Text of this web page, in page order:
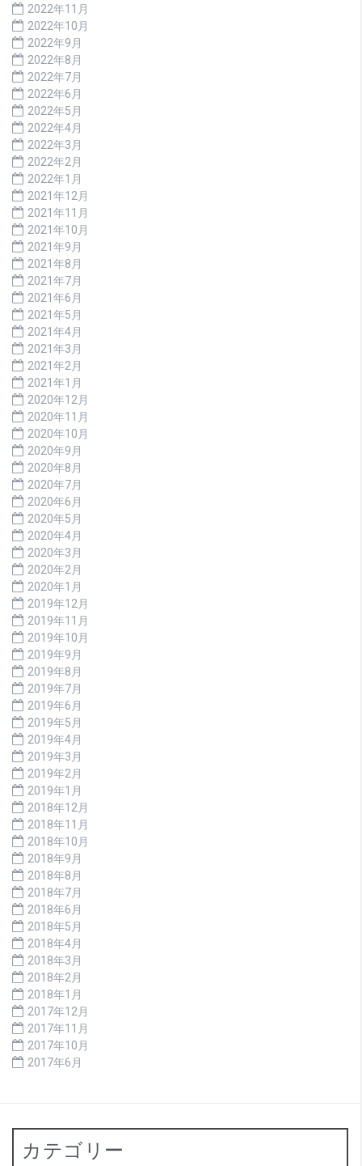
2022年11月
2022年10月
2022年9月
2022年8月
2022年7月
2022年6月
2022年5月
2022年4月
2022年3月
2022年2月
2022年1月
2021年12月
2021年11月
2021年10月
2021年9月
2021年8月
2021年7月
2021年6月
2021年5月
2021年4月
2021年3月
2021年2月
2021年1月
2020年12月
2020年11月
2020年10月
2020年9月
2020年8月
2020年7月
2020年6月
2020年5月
2020年4月
2020年3月
2020年2月
2020年1月
2019年12月
2019年11月
2019年10月
2019年9月
2019年8月
2019年7月
2019年6月
2019年5月
2019年4月
2019年3月
2019年2月
2019年1月
2018年12月
2018年11月
2018年10月
2018年9月
2018年8月
2018年7月
2018年6月
2018年5月
2018年4月
2018年3月
2018年2月
2018年1月
2017年12月
2017年11月
2017年10月
2017年6月
カテゴリー